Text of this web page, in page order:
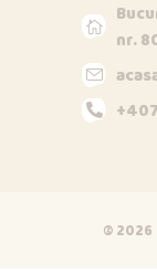
nr.
© 2026